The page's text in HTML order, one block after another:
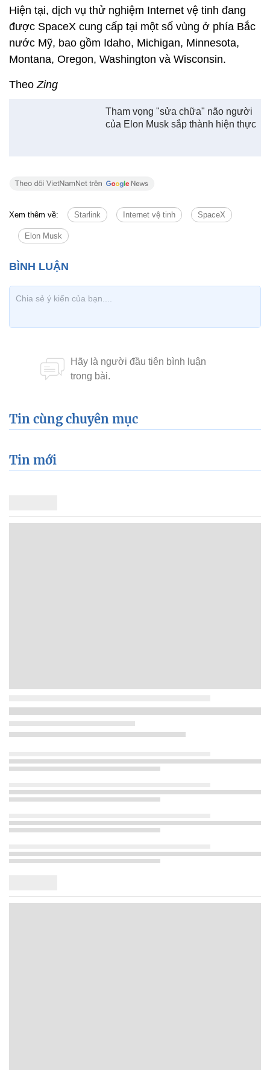
Hiện tại, dịch vụ thử nghiệm Internet vệ tinh đang
được SpaceX cung cấp tại một số vùng ở phía Bắc
nước Mỹ, bao gồm Idaho, Michigan, Minnesota,
Montana, Oregon, Washington và Wisconsin.
TheoZing
Tham vọng "sửa chữa" não người
của Elon Musk sắp thành hiện thực
Xem thêm về: Starlink Internet vệ tinh SpaceX
Elon Musk
Tin cùng chuyên mục
Tin mới